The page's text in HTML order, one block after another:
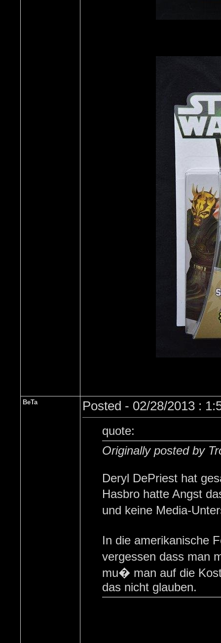
BeTa Posted - 02/28/2013 :
quote:
Originally posted by
Deryl DePriest hat
Hasbro hatte Angst
und keine Media-
In die amerikanische
vergessen dass man
mu� man auf die
das nicht glauben.